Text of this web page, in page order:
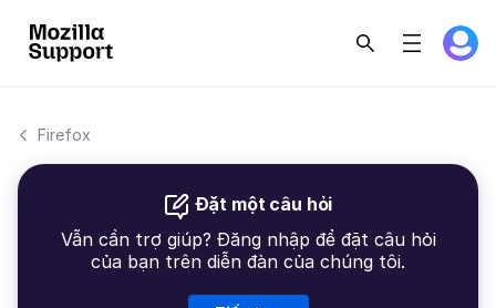
Firefox
Đặt một câu hỏi
Vẫn cần trợ giúp? Đăng nhập để đặt câu hỏi
của bạn trên diễn đàn của chúng tôi.